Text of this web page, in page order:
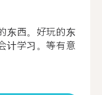
东西。好玩的东
计学习。等有意